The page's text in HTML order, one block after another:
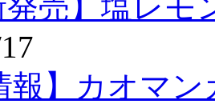
報】カオマ